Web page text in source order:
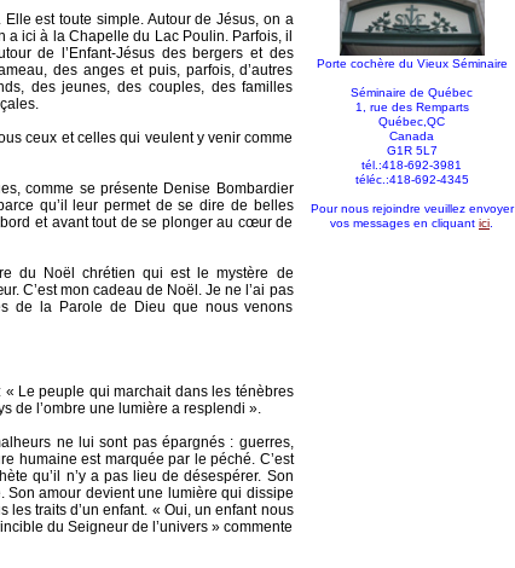
est toute simple. Autour de Jésus, on a
a ici à la Chapelle du Lac Poulin. Parfois, il
de l’Enfant-Jésus des bergers et des
des anges et puis, parfois, d’autres
des jeunes, des couples, des familles
ceux et celles qui veulent y venir comme
comme se présente Denise Bombardier
qu’il leur permet de se dire de belles
et avant tout de se plonger au cœur de
du Noël chrétien qui est le mystère de
C’est mon cadeau de Noël. Je ne l’ai pas
de la Parole de Dieu que nous venons
« Le peuple qui marchait dans les ténèbres
de l’ombre une lumière a resplendi ».
ne lui sont pas épargnés : guerres,
humaine est marquée par le péché. C’est
qu’il n’y a pas lieu de désespérer. Son
Son amour devient une lumière qui dissipe
traits d’un enfant. « Oui, un enfant nous
du Seigneur de l’univers » commente
Porte cochère du Vieux Séminaire
Séminaire de Québec
1, rue des Remparts
Québec,QC
Canada
G1R 5L7
tél.:418-692-3981
téléc.:418-692-4345
Pour nous rejoindre veuillez envoyer
vos messages en cliquant ici